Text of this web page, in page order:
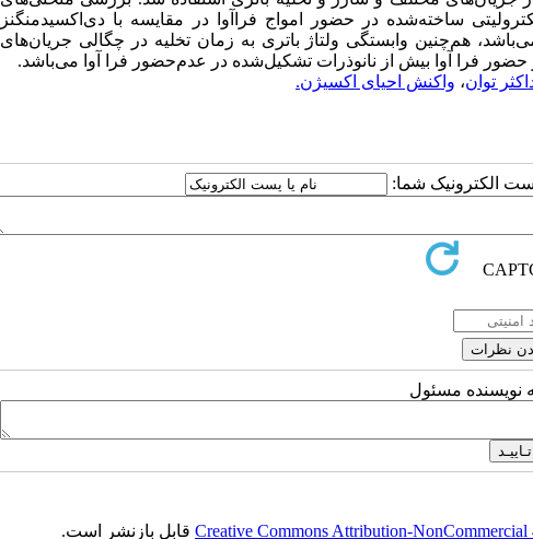
ساخته‌شده در حضور امواج فراآوا در مقایسه با دی‌اکسیدمنگنز
هم‌چنین وابستگی ولتاژ باتری به زمان تخلیه در چگالی جریان‌های
حضور فرا آوا بیش از نانوذرات تشکیل‌شده در عدم‌حضور فرا آوا می‌باشد.
توان، واکنش احیای اکسیژن.
الکترونیک شما:
نویسنده مسئول
Creative Commons Attribution-NonCommercialقابل بازنشر است.